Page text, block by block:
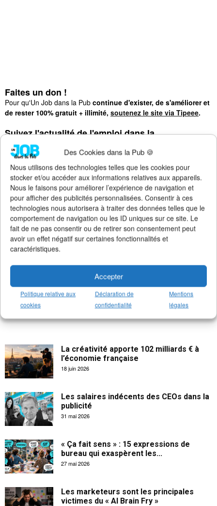
Des Cookies dans la Pub 🍪
Nous utilisons des technologies telles que les cookies pour
stocker et/ou accéder aux informations relatives aux appareils.
Nous le faisons pour améliorer l’expérience de navigation et
pour afficher des publicités personnalisées. Consentir à ces
technologies nous autorisera à traiter des données telles que le
comportement de navigation ou les ID uniques sur ce site. Le
fait de ne pas consentir ou de retirer son consentement peut
avoir un effet négatif sur certaines fonctionnalités et
caractéristiques.
Accepter
Politique relative aux
cookies
Déclaration de
confidentialité
Mentions
légales
Faites un don !
Pour qu'Un Job dans la Pub continue d'exister, de s'améliorer et
de rester 100% gratuit + illimité, soutenez le site via Tipeee.
Suivez l'actualité de l'emploi dans la
communication sur :
>Notre groupe LinkedIn(+14K membres)
Notre (nouvelle) page LinkedIn(+4K followers)
Notre page Facebook(+5K fans)
Notre newsletter emploi(+3K abonnés)
>Notre compte Twitter(+5K followers)
La créativité apporte 102 milliards € à
l’économie française
18 juin 2026
Les salaires indécents des CEOs dans la
publicité
31 mai 2026
« Ça fait sens » : 15 expressions de
bureau qui exaspèrent les...
27 mai 2026
Les marketeurs sont les principales
victimes du « AI Brain Fry »